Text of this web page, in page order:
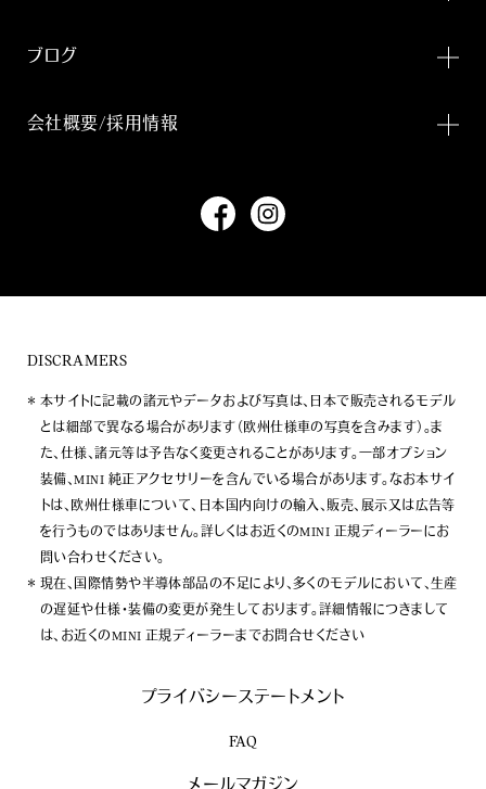
ブログ
会社概要/採用情報
DISCRAMERS
本サイトに記載の諸元やデータおよび写真は、日本で販売されるモデル
とは細部で異なる場合があります（欧州仕様車の写真を含みます）。ま
た、仕様、諸元等は予告なく変更されることがあります。一部オプション
装備、MINI 純正アクセサリーを含んでいる場合があります。なお本サイ
トは、欧州仕様車について、日本国内向けの輸入、販売、展示又は広告等
を行うものではありません。詳しくはお近くのMINI 正規ディーラーにお
問い合わせください。
現在、国際情勢や半導体部品の不足により、多くのモデルにおいて、生産
の遅延や仕様・装備の変更が発生しております。詳細情報につきまして
は、お近くのMINI 正規ディーラーまでお問合せください
プライバシーステートメント
FAQ